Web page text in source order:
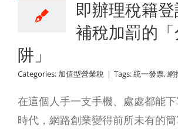
即辦理稅籍
補稅加罰的
阱」
Categories: 加值型營業稅 | Tags:統一發票,網
在這個人手一支手機、處處都能
時代，網路創業變得前所未有的